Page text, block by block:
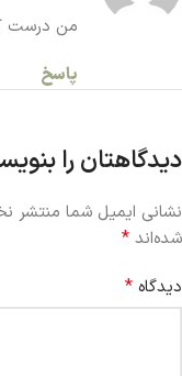
من درست
پاسخ
دیدگاهتان را
نشانی ایمیل شما منتشر
شده‌اند *
دیدگاه *